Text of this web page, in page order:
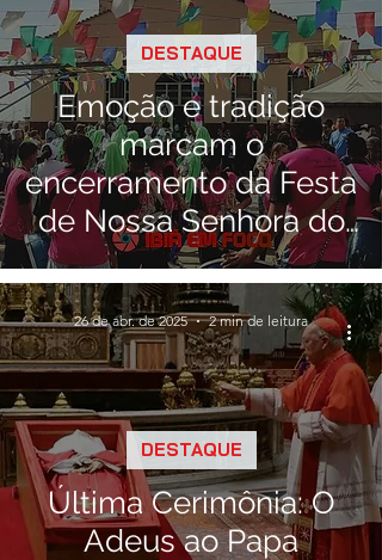
Emoção e tradição
marcam o
encerramento da Festa
de Nossa Senhora do
Rosário e São Benedito
em Ibiá
DESTAQUE
Última Cerimônia: O
Adeus ao Papa
DESTAQUE
26 de abr. de 2025 2 min de leitura